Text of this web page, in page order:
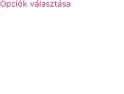
Opciók választása